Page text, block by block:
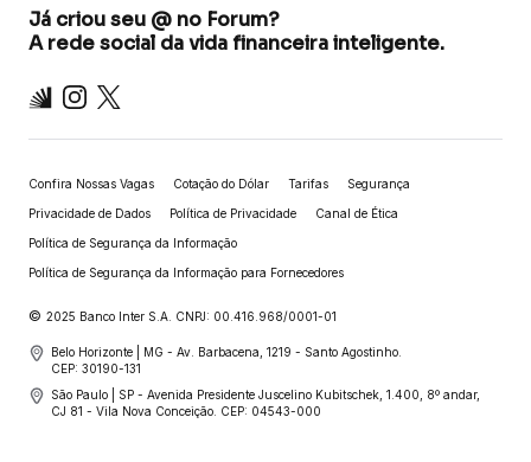
Já criou seu @ no Forum?
A rede social da vida financeira inteligente.
Inter Instagram
X
Confira Nossas Vagas Cotação do Dólar Tarifas Segurança
Privacidade de Dados Política de Privacidade Canal de Ética
Política de Segurança da Informação
Política de Segurança da Informação para Fornecedores
© 2025 Banco Inter S.A. CNPJ: 00.416.968/0001-01
Belo Horizonte | MG - Av. Barbacena, 1219 - Santo Agostinho.
CEP: 30190-131
São Paulo | SP - Avenida Presidente Juscelino Kubitschek, 1.400, 8º andar,
CJ 81 - Vila Nova Conceição. CEP: 04543-000